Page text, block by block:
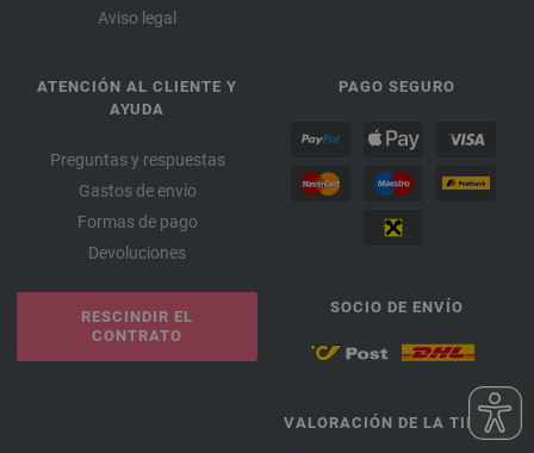
Aviso legal
ATENCIÓN AL CLIENTE Y
AYUDA
Preguntas y respuestas
Gastos de envío
Formas de pago
Devoluciones
RESCINDIR EL
CONTRATO
PAGO SEGURO
SOCIO DE ENVÍO
VALORACIÓN DE LA TIENDA